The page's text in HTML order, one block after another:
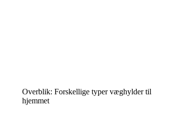
Overblik: Forskellige typer væghylder til
hjemmet